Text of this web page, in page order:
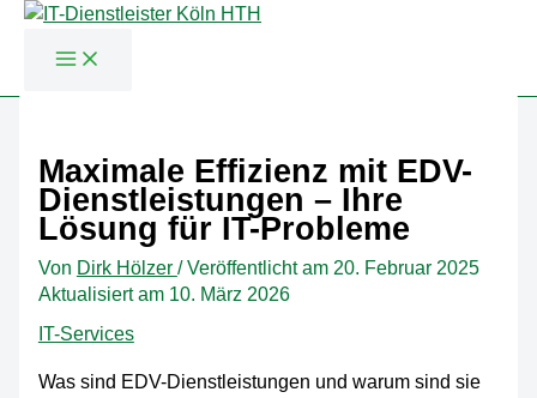
springen
Maximale Effizienz mit EDV-
Dienstleistungen – Ihre
Lösung für IT-Probleme
Von Dirk Hölzer /Veröffentlicht am 20. Februar 2025
Aktualisiert am 10. März 2026
IT-Services
Was sind EDV-Dienstleistungen und warum sind sie